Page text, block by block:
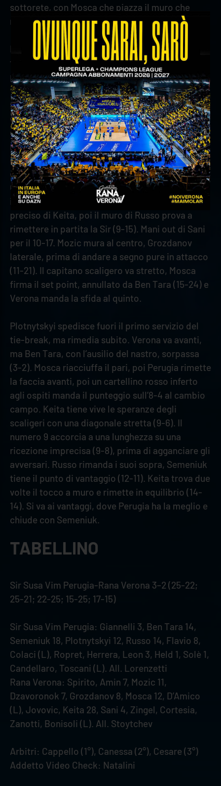
sottorete, con Mosca che piazza il muro che
riapre i giochi (22-25).
Nel quarto set le danze si aprono con la battuta
fuori di Keita, ma Mosca ci mette subito una
pezza con il muro su Plotnytskyi. Keita buca due
volte la diga perugina e spedisce gli scaligeri
sopra di due lunghezze (3-5). Anche Grozdanov è
efficace sottorete, costringendo Lorenzetti a
chiamare time-out sul 4-7. Sani impensierisce la
ricezione avversaria con un buon turno in battuta
che garantisce un discreto vantaggio per gli
ospiti. Keita sceglie la potenza da posto due, poi
Grozdanov imbuca nell’angolo dai nove metri per
il 5-12. Verona tenta la fuga con il lungolinea
preciso di Keita, poi il muro di Russo prova a
rimettere in partita la Sir (9-15). Mani out di Sani
per il 10-17. Mozic mura al centro, Grozdanov
laterale, prima di andare a segno pure in attacco
(11-21). Il capitano scaligero va stretto, Mosca
firma il set point, annullato da Ben Tara (15-24) e
Verona manda la sfida al quinto.
Plotnytskyi spedisce fuori il primo servizio del
tie-break, ma rimedia subito. Verona va avanti,
ma Ben Tara, con l’ausilio del nastro, sorpassa
(3-2). Mosca riacciuffa il pari, poi Perugia rimette
la faccia avanti, poi un cartellino rosso inferto
agli ospiti manda il punteggio sull’8-4 al cambio
campo. Keita tiene vive le speranze degli
scaligeri con una diagonale stretta (9-6). Il
numero 9 accorcia a una lunghezza su una
ricezione imprecisa (9-8), prima di agganciare gli
avversari. Russo rimanda i suoi sopra, Semeniuk
tiene il punto di vantaggio (12-11). Keita trova due
volte il tocco a muro e rimette in equilibrio (14-
14). Si va ai vantaggi, dove Perugia ha la meglio e
chiude con Semeniuk.
TABELLINO
Sir Susa Vim Perugia-Rana Verona 3–2 (25-22;
25-21; 22-25; 15-25; 17-15)
Sir Susa Vim Perugia: Giannelli 3, Ben Tara 14,
Semeniuk 18, Plotnytskyi 12, Russo 14, Flavio 8,
Colaci (L), Ropret, Herrera, Leon 3, Held 1, Solè 1,
Candellaro, Toscani (L). All. Lorenzetti
Rana Verona: Spirito, Amin 7, Mozic 11,
Dzavoronok 7, Grozdanov 8, Mosca 12, D’Amico
(L), Jovovic, Keita 28, Sani 4, Zingel, Cortesia,
Zanotti, Bonisoli (L). All. Stoytchev
Arbitri: Cappello (1°), Canessa (2°), Cesare (3°)
Addetto Video Check: Natalini